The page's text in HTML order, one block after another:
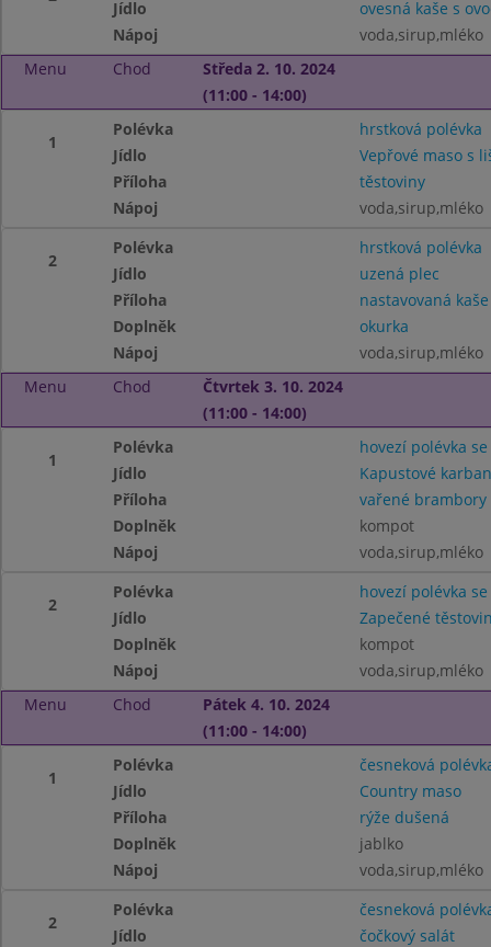
Jídlo
ovesná kaše s
Nápoj
voda,sirup,mléko
Menu
Chod
Středa 2. 10. 2024
(11:00 - 14:00)
1
Polévka
hrstková polévka
Jídlo
Vepřové maso s
Příloha
těstoviny
Nápoj
voda,sirup,mléko
2
Polévka
hrstková polévka
Jídlo
uzená plec
Příloha
nastavovaná kaše
Doplněk
okurka
Nápoj
voda,sirup,mléko
Menu
Chod
Čtvrtek 3. 10. 2024
(11:00 - 14:00)
1
Polévka
hovezí polévka
Jídlo
Kapustové
Příloha
vařené brambory
Doplněk
kompot
Nápoj
voda,sirup,mléko
2
Polévka
hovezí polévka
Jídlo
Zapečené
Doplněk
kompot
Nápoj
voda,sirup,mléko
Menu
Chod
Pátek 4. 10. 2024
(11:00 - 14:00)
1
Polévka
česneková
Jídlo
Country maso
Příloha
rýže dušená
Doplněk
jablko
Nápoj
voda,sirup,mléko
2
Polévka
česneková
Jídlo
čočkový salát